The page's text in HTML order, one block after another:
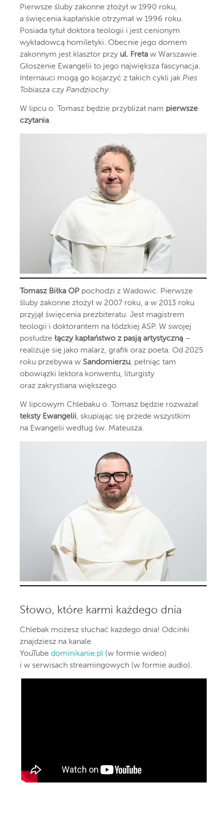
Pierwsze śluby zakonne złożył w 1990 roku,
a święcenia kapłańskie otrzymał w 1996 roku.
Posiada tytuł doktora teologii i jest cenionym
wykładowcą homiletyki. Obecnie jego domem
zakonnym jest klasztor przy ul. Freta w Warszawie.
Głoszenie Ewangelii to jego największa fascynacja.
Internauci mogą go kojarzyć z takich cykli jak Pies
Tobiasza czy Pandziochy.
W lipcu o. Tomasz będzie przybliżał nam pierwsze
czytania.
Tomasz Biłka OP pochodzi z Wadowic. Pierwsze
śluby zakonne złożył w 2007 roku, a w 2013 roku
przyjął święcenia prezbiteratu. Jest magistrem
teologii i doktorantem na łódzkiej ASP. W swojej
posłudze łączy kapłaństwo z pasją artystyczną –
realizuje się jako malarz, grafik oraz poeta. Od 2025
roku przebywa w Sandomierzu, pełniąc tam
obowiązki lektora konwentu, liturgisty
oraz zakrystiana większego.
W lipcowym Chlebaku o. Tomasz będzie rozważał
teksty Ewangelii, skupiając się przede wszystkim
na Ewangelii według św. Mateusza.
Słowo, które karmi każdego dnia
Chlebak możesz słuchać każdego dnia! Odcinki
znajdziesz na kanale
YouTube dominikanie.pl (w formie wideo)
i w serwisach streamingowych (w formie audio).